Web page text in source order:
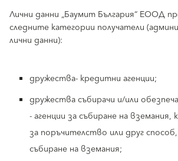
Лични данни „Баумит България“ ЕООД
следните категории получатели
лични данни):
дружества- кредитни агенции;
дружества събирачи и/или
- агенции за събиране на вземания,
за поръчителство или друг
събиране на вземания;